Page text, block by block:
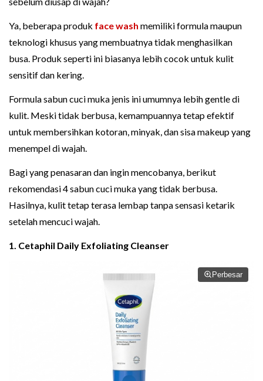
Ya, beberapa produk face wash memiliki formula maupun
teknologi khusus yang membuatnya tidak menghasilkan
busa. Produk seperti ini biasanya lebih cocok untuk kulit
sensitif dan kering.
Formula sabun cuci muka jenis ini umumnya lebih gentle di
kulit. Meski tidak berbusa, kemampuannya tetap efektif
untuk membersihkan kotoran, minyak, dan sisa makeup yang
menempel di wajah.
Bagi yang penasaran dan ingin mencobanya, berikut
rekomendasi 4 sabun cuci muka yang tidak berbusa.
Hasilnya, kulit tetap terasa lembap tanpa sensasi ketarik
setelah mencuci wajah.
1. Cetaphil Daily Exfoliating Cleanser
Perbesar